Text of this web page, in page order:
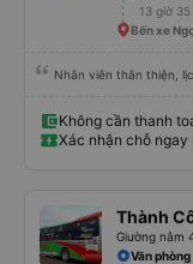
13 giờ
Bến xe
Nhân viên thân thiện,
Không cần thanh
Xác nhận chỗ ngay
Thành
Giường nằm
Văn